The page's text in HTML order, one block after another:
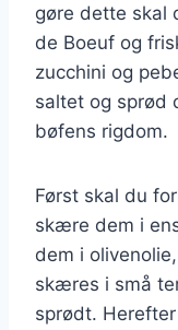
gøre dette skal
de Boeuf og
zucchini og
saltet og sprød
bøfens rigdom.
Først skal du
skære dem i
dem i
skæres i små
sprødt.